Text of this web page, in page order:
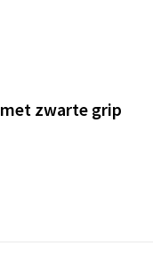
zwarte grip